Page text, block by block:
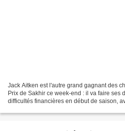
Jack Aitken est l'autre grand gagnant des
Prix de Sakhir ce week-end : il va faire ses
difficultés financières en début de saison,